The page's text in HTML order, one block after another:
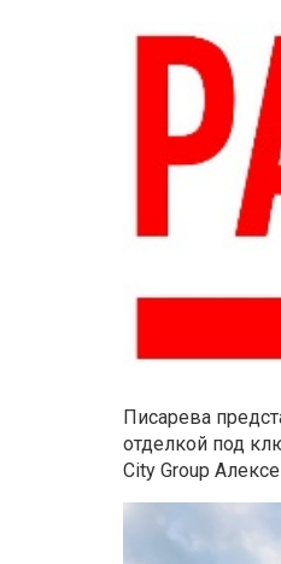
Писарева
отделкой под
City Group